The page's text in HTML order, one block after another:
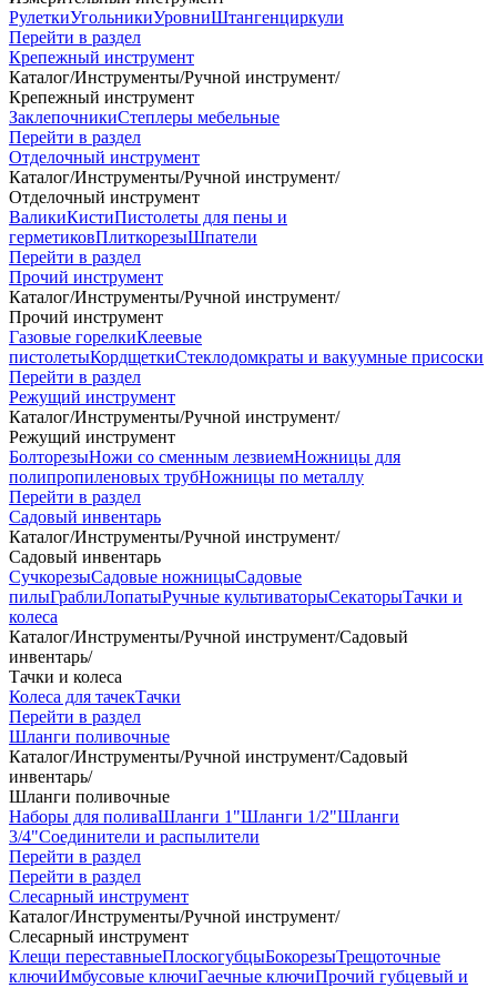
РулеткиУгольникиУровниШтангенциркули
Перейти в раздел
Крепежный инструмент
Каталог/Инструменты/Ручной инструмент/
Крепежный инструмент
ЗаклепочникиСтеплеры мебельные
Перейти в раздел
Отделочный инструмент
Каталог/Инструменты/Ручной инструмент/
Отделочный инструмент
ВаликиКистиПистолеты для пены и
герметиковПлиткорезыШпатели
Перейти в раздел
Прочий инструмент
Каталог/Инструменты/Ручной инструмент/
Прочий инструмент
Газовые горелкиКлеевые
пистолетыКордщеткиСтеклодомкраты и вакуумные присоски
Перейти в раздел
Режущий инструмент
Каталог/Инструменты/Ручной инструмент/
Режущий инструмент
БолторезыНожи со сменным лезвиемНожницы для
полипропиленовых трубНожницы по металлу
Перейти в раздел
Садовый инвентарь
Каталог/Инструменты/Ручной инструмент/
Садовый инвентарь
СучкорезыСадовые ножницыСадовые
пилыГраблиЛопатыРучные культиваторыСекаторыТачки и
колеса
Каталог/Инструменты/Ручной инструмент/Садовый
инвентарь/
Тачки и колеса
Колеса для тачекТачки
Перейти в раздел
Шланги поливочные
Каталог/Инструменты/Ручной инструмент/Садовый
инвентарь/
Шланги поливочные
Наборы для поливаШланги 1"Шланги 1/2"Шланги
3/4"Соединители и распылители
Перейти в раздел
Перейти в раздел
Слесарный инструмент
Каталог/Инструменты/Ручной инструмент/
Слесарный инструмент
Клещи переставныеПлоскогубцыБокорезыТрещоточные
ключиИмбусовые ключиГаечные ключиПрочий губцевый и